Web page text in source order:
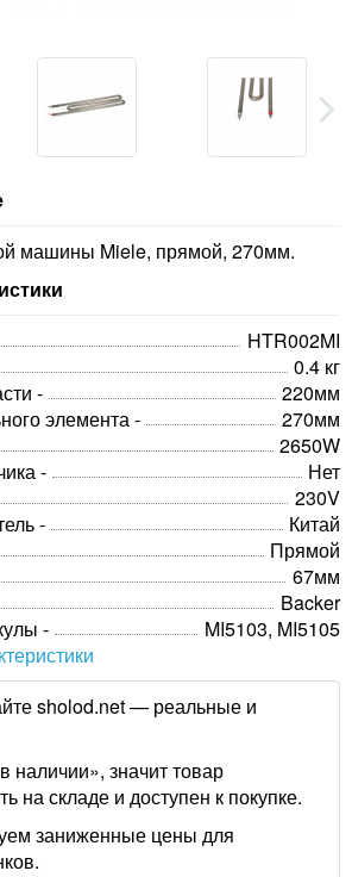
машины Miele, прямой, 270мм.
HTR002MI
0.4 кг
-
220мм
элемента -
270мм
2650W
-
Нет
230V
-
Китай
Прямой
67мм
Backer
-
MI5103, MI5105
sholod.net — реальные и
наличии», значит товар
на складе и доступен к покупке.
заниженные цены для